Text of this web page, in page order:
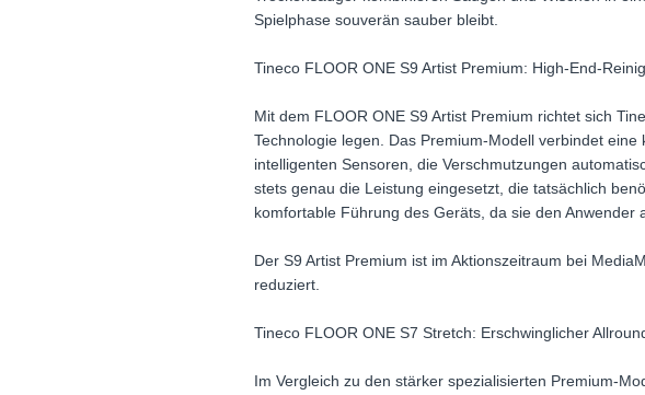
Spielphase souverän sauber bleibt.
Tineco FLOOR ONE S9 Artist Premium: High-End-
Mit dem FLOOR ONE S9 Artist Premium richtet sich
Technologie legen. Das Premium-Modell verbindet
intelligenten Sensoren, die Verschmutzungen
stets genau die Leistung eingesetzt, die tatsächlich
komfortable Führung des Geräts, da sie den
Der S9 Artist Premium ist im Aktionszeitraum bei
reduziert.
Tineco FLOOR ONE S7 Stretch: Erschwinglicher
Im Vergleich zu den stärker spezialisierten Premium-